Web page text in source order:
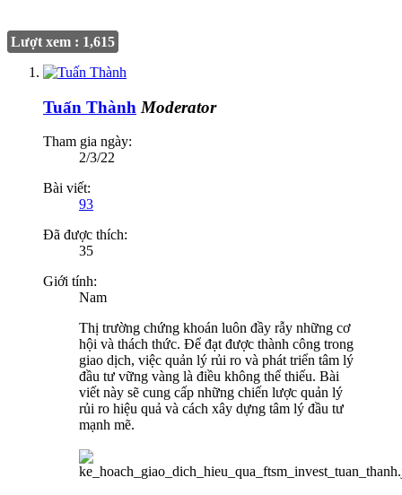
Lượt xem : 1,615
Tuấn Thành Moderator
Tham gia ngày:
2/3/22
Bài viết:
93
Đã được thích:
35
Giới tính:
Nam
Thị trường chứng khoán luôn đầy rẫy những cơ
hội và thách thức. Để đạt được thành công trong
giao dịch, việc quản lý rủi ro và phát triển tâm lý
đầu tư vững vàng là điều không thể thiếu. Bài
viết này sẽ cung cấp những chiến lược quản lý
rủi ro hiệu quả và cách xây dựng tâm lý đầu tư
mạnh mẽ.